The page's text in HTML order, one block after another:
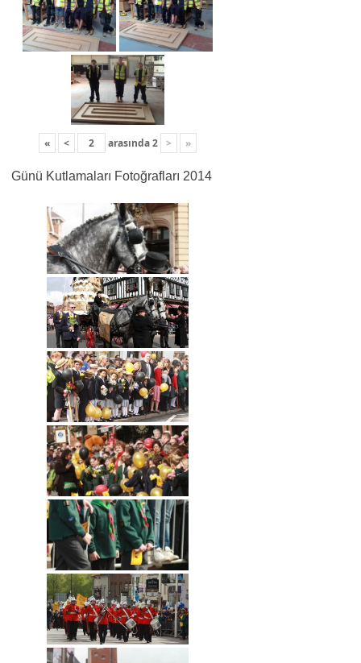
« < arasında2 > »
Günü Kutlamaları Fotoğrafları 2014